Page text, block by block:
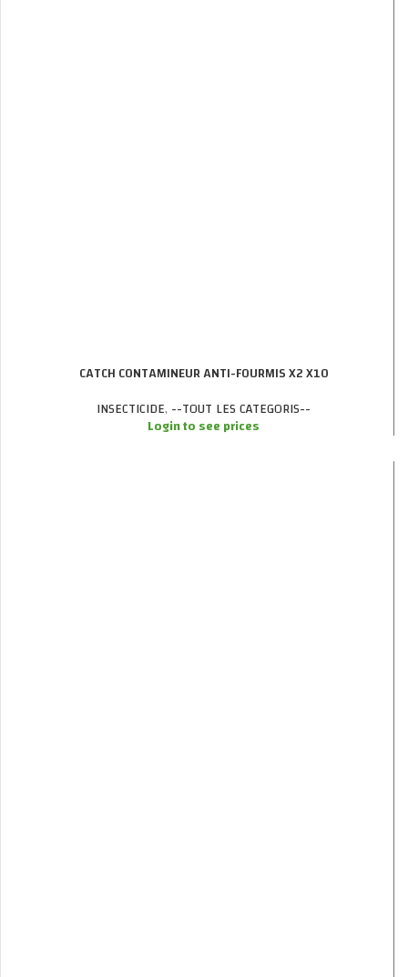
CATCH CONTAMINEUR ANTI-FOURMIS X2 X10
INSECTICIDE, --TOUT LES CATEGORIS--
Login to see prices